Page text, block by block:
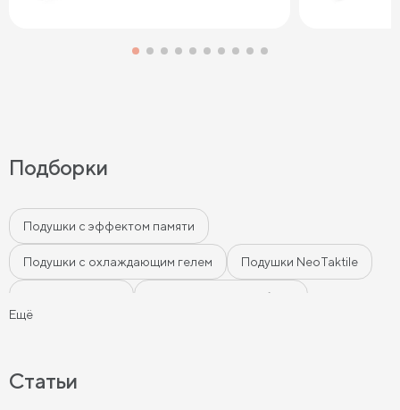
Подборки
Подушки с эффектом памяти
Подушки с охлаждающим гелем Подушки NeoTaktile
Подушки из экофайбера
Ещё
Статьи